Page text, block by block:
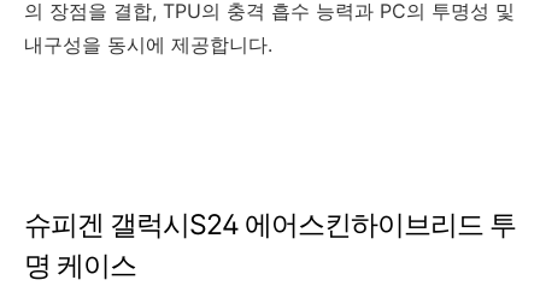
의 장점을 결합, TPU의 충격 흡수 능력과 PC의 투명성 및
내구성을 동시에 제공합니다.
슈피겐 갤럭시S24 에어스킨하이브리드 투
명 케이스